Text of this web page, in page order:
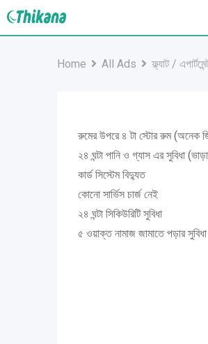
Skip
Home All Ads ফ্ল্যাট /
রুমের উপরে ৪ টা স্টোর রুম (অনেক
২৪ ঘন্টা পানি ও গ্যাস এর সুবিধা
কার্ড সিস্টেম বিদ্যুত
কোনো সার্ভিস চার্জ নেই
২৪ ঘন্টা সিকিউরিটি সুবিধা
৫ ওয়াক্ত নামাজ জামাতে পড়ার